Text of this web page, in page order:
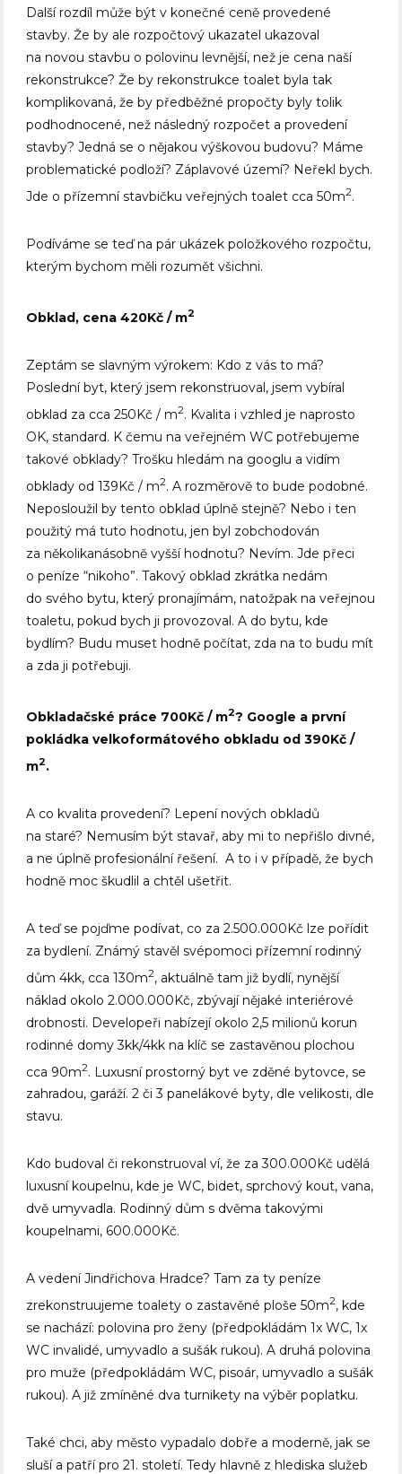
Další rozdíl může být v konečné ceně provedené
stavby. Že by ale rozpočtový ukazatel ukazoval
na novou stavbu o polovinu levnější, než je cena naší
rekonstrukce? Že by rekonstrukce toalet byla tak
komplikovaná, že by předběžné propočty byly tolik
podhodnocené, než následný rozpočet a provedení
stavby? Jedná se o nějakou výškovou budovu? Máme
problematické podloží? Záplavové území? Neřekl bych.
Jde o přízemní stavbičku veřejných toalet cca 50m2.
Podíváme se teď na pár ukázek položkového rozpočtu,
kterým bychom měli rozumět všichni.
Obklad, cena 420Kč / m2
Zeptám se slavným výrokem: Kdo z vás to má?
Poslední byt, který jsem rekonstruoval, jsem vybíral
obklad za cca 250Kč / m2. Kvalita i vzhled je naprosto
OK, standard. K čemu na veřejném WC potřebujeme
takové obklady? Trošku hledám na googlu a vidím
obklady od 139Kč / m2. A rozměrově to bude podobné.
Neposloužil by tento obklad úplně stejně? Nebo i ten
použitý má tuto hodnotu, jen byl zobchodován
za několikanásobně vyšší hodnotu? Nevím. Jde přeci
o peníze “nikoho”. Takový obklad zkrátka nedám
do svého bytu, který pronajímám, natožpak na veřejnou
toaletu, pokud bych ji provozoval. A do bytu, kde
bydlím? Budu muset hodně počítat, zda na to budu mít
a zda ji potřebuji.
Obkladačské práce 700Kč / m2? Google a první
pokládka velkoformátového obkladu od 390Kč /
m2.
A co kvalita provedení? Lepení nových obkladů
na staré? Nemusím být stavař, aby mi to nepřišlo divné,
a ne úplně profesionální řešení. A to i v případě, že bych
hodně moc škudlil a chtěl ušetřit.
A teď se pojďme podívat, co za 2.500.000Kč lze pořídit
za bydlení. Známý stavěl svépomoci přízemní rodinný
dům 4kk, cca 130m2, aktuálně tam již bydlí, nynější
náklad okolo 2.000.000Kč, zbývají nějaké interiérové
drobnosti. Developeři nabízejí okolo 2,5 milionů korun
rodinné domy 3kk/4kk na klíč se zastavěnou plochou
cca 90m2. Luxusní prostorný byt ve zděné bytovce, se
zahradou, garáží. 2 či 3 panelákové byty, dle velikosti, dle
stavu.
Kdo budoval či rekonstruoval ví, že za 300.000Kč udělá
luxusní koupelnu, kde je WC, bidet, sprchový kout, vana,
dvě umyvadla. Rodinný dům s dvěma takovými
koupelnami, 600.000Kč.
A vedení Jindřichova Hradce? Tam za ty peníze
zrekonstruujeme toalety o zastavěné ploše 50m2, kde
se nachází: polovina pro ženy (předpokládám 1x WC, 1x
WC invalidé, umyvadlo a sušák rukou). A druhá polovina
pro muže (předpokládám WC, pisoár, umyvadlo a sušák
rukou). A již zmíněné dva turnikety na výběr poplatku.
Také chci, aby město vypadalo dobře a moderně, jak se
sluší a patří pro 21. století. Tedy hlavně z hlediska služeb